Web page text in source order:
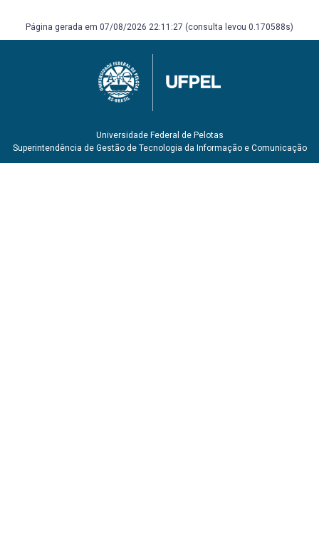
Página gerada em 07/08/2026 22:11:27 (consulta levou 0.170588s)
Universidade Federal de Pelotas
Superintendência de Gestão de Tecnologia da Informação e Comunicação